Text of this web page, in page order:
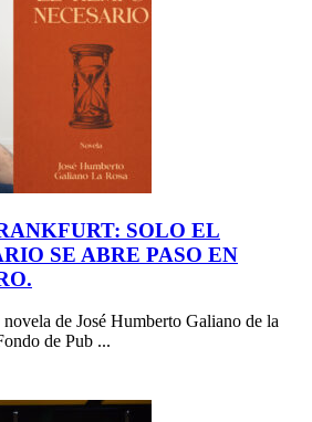
SOLO EL
SE ABRE PASO EN
de José Humberto Galiano de la
de Pub ...